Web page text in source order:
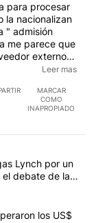
para procesar
la nacionalizan
externo
lo procesa y,Leer mas
MARCAR
COMO
INAPROPIADO
en los
impugnó a
Lynch por un
debate de la
del Banco
los US$